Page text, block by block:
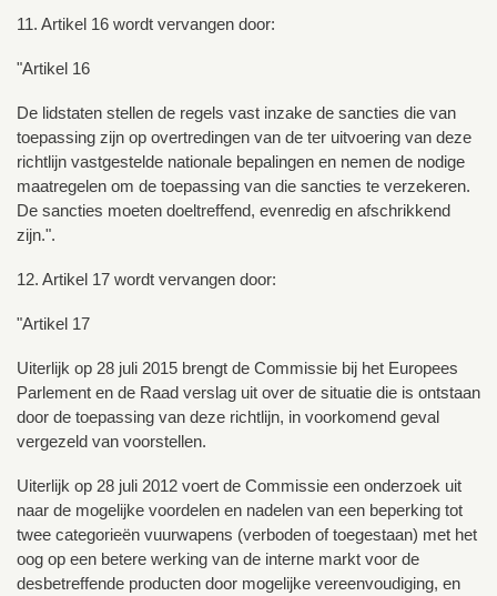
11. Artikel 16 wordt vervangen door:
"Artikel 16
De lidstaten stellen de regels vast inzake de sancties die van
toepassing zijn op overtredingen van de ter uitvoering van deze
richtlijn vastgestelde nationale bepalingen en nemen de nodige
maatregelen om de toepassing van die sancties te verzekeren.
De sancties moeten doeltreffend, evenredig en afschrikkend
zijn.".
12. Artikel 17 wordt vervangen door:
"Artikel 17
Uiterlijk op 28 juli 2015 brengt de Commissie bij het Europees
Parlement en de Raad verslag uit over de situatie die is ontstaan
door de toepassing van deze richtlijn, in voorkomend geval
vergezeld van voorstellen.
Uiterlijk op 28 juli 2012 voert de Commissie een onderzoek uit
naar de mogelijke voordelen en nadelen van een beperking tot
twee categorieën vuurwapens (verboden of toegestaan) met het
oog op een betere werking van de interne markt voor de
desbetreffende producten door mogelijke vereenvoudiging, en